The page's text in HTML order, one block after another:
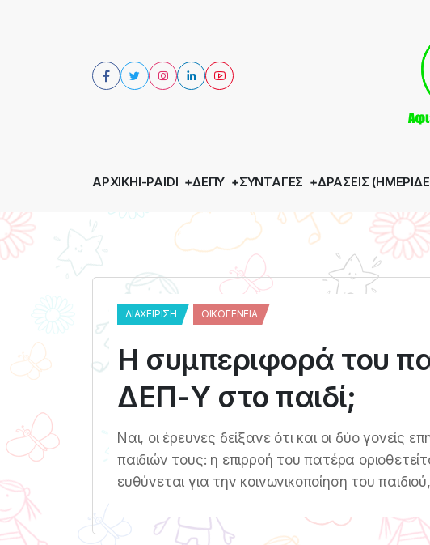
ΑΡΧΙΚΉI-PAIDI ΔΕΠΥ ΣΥΝΤΑΓΈΣ ΔΡΆΣΕΙΣ
ΔΙΑΧΕΊΡΙΣΗ ΟΙΚΟΓΈΝΕΙΑ
Η συμπεριφορά του
ΔΕΠ-Υ στο παιδί;
Ναι, οι έρευνες δείξανε ότι και οι δύο γονείς
παιδιών τους: η επιρροή του πατέρα
ευθύνεται για την κοινωνικοποίηση του παιδιού,